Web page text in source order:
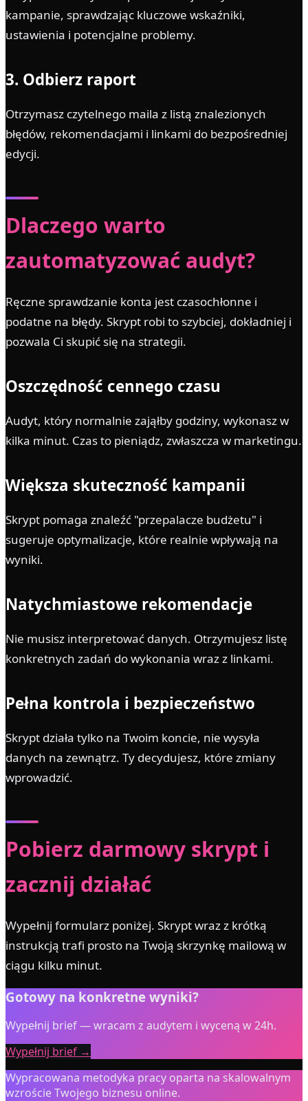
kampanie, sprawdzając kluczowe wskaźniki,
ustawienia i potencjalne problemy.
3. Odbierz raport
Otrzymasz czytelnego maila z listą znalezionych
błędów, rekomendacjami i linkami do bezpośredniej
edycji.
Dlaczego warto
zautomatyzować audyt?
Ręczne sprawdzanie konta jest czasochłonne i
podatne na błędy. Skrypt robi to szybciej, dokładniej i
pozwala Ci skupić się na strategii.
Oszczędność cennego czasu
Audyt, który normalnie zająłby godziny, wykonasz w
kilka minut. Czas to pieniądz, zwłaszcza w marketingu.
Większa skuteczność kampanii
Skrypt pomaga znaleźć "przepalacze budżetu" i
sugeruje optymalizacje, które realnie wpływają na
wyniki.
Natychmiastowe rekomendacje
Nie musisz interpretować danych. Otrzymujesz listę
konkretnych zadań do wykonania wraz z linkami.
Pełna kontrola i bezpieczeństwo
Skrypt działa tylko na Twoim koncie, nie wysyła
danych na zewnątrz. Ty decydujesz, które zmiany
wprowadzić.
Pobierz darmowy skrypt i
zacznij działać
Wypełnij formularz poniżej. Skrypt wraz z krótką
instrukcją trafi prosto na Twoją skrzynkę mailową w
ciągu kilku minut.
Gotowy na konkretne wyniki?
Wypełnij brief — wracam z audytem i wyceną w 24h.
Wypełnij brief →
Wypracowana metodyka pracy oparta na skalowalnym
wzroście Twojego biznesu online.